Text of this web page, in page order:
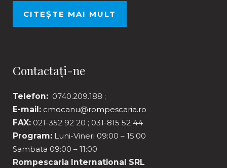
CITEȘTE MAI MULT
Contactați-ne
Telefon: 0740.209.188 ;
E-mail: cmocanu@rompescaria.ro
FAX: 021-352 92 20 ; 031-815 52 44
Program: Luni-Vineri 09:00 – 15:00
Sambata 09:00 – 11:00
Rompescaria International SRL